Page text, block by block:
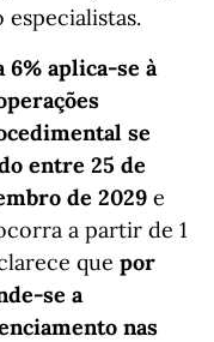
6% aplica-se à
se
entre 25 de
de 2029 e
a partir de 1
que por
se a
nas